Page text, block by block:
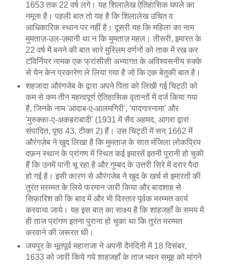
1653 तक 22 वर्ष लगे। यह शिलालेख ऐतिहासिक घपले का
नमूना है। पहली बात तो यह है कि शिलालेख उचित व
आधिकारिक स्थान पर नहीं है। दूसरी यह कि महिला का नाम
मुमताज़-उल-ज़मानी था न कि मुमताज़ महल। तीसरी, इमारत के
22 वर्ष में बनने की बात सारे मुस्लिम वर्णनों को ताक में रख कर
टॉवेर्नियर नामक एक फ्रांसीसी अभ्यागत के अविश्वसनीय रुक्के
से येन केन प्रकारेण ले लिया गया है जो कि एक बेतुकी बात है।
शहजादा औरंगजेब के द्वारा अपने पिता को लिखी गई चिट्ठी को
कम से कम तीन महत्वपूर्ण ऐतिहासिक वृतान्तों में दर्ज किया गया
है, जिनके नाम 'आदाब-ए-आलमगिरी', 'यादगारनामा' और
'मुरुक्का-ए-अकब़राबादी' (1931 में सैद अहमद, आगरा द्वारा
संपादित, पृष्ठ 43, टीका 2) हैं। उस चिट्ठी में सन् 1662 में
औरंगज़ेब ने खुद लिखा है कि मुमताज़ के सात मंजिला लोकप्रिय
दफ़न स्थान के प्रांगण में स्थित कई इमारतें इतनी पुरानी हो चुकी
हैं कि उनमें पानी चू रहा है और गुम्बद के उत्तरी सिरे में दरार पैदा
हो गई है। इसी कारण से औरंगजेब ने खुद के खर्च से इमारतों की
तुरंत मरम्मत के लिये फरमान जारी किया और बादशाह से
सिफ़ारिश की कि बाद में और भी विस्तार पूर्वक मरम्मत कार्य
करवाया जाये। यह इस बात का साक्ष्य है कि शाहजहाँ के समय में
ही ताज प्रांगण इतना पुराना हो चुका था कि तुरंत मरम्मत
करवाने की जरूरत थी।
जयपुर के भूतपूर्व महाराजा ने अपनी दैनंदिनी में 18 दिसंबर,
1633 को जारी किये गये शाहजहाँ के ताज भवन समूह को मांगने